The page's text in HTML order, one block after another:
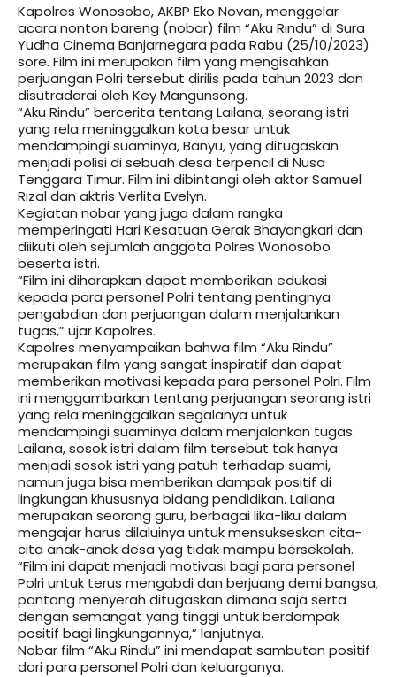
Kapolres Wonosobo, AKBP Eko Novan, menggelar
acara nonton bareng (nobar) film “Aku Rindu” di Sura
Yudha Cinema Banjarnegara pada Rabu (25/10/2023)
sore. Film ini merupakan film yang mengisahkan
perjuangan Polri tersebut dirilis pada tahun 2023 dan
disutradarai oleh Key Mangunsong.
“Aku Rindu” bercerita tentang Lailana, seorang istri
yang rela meninggalkan kota besar untuk
mendampingi suaminya, Banyu, yang ditugaskan
menjadi polisi di sebuah desa terpencil di Nusa
Tenggara Timur. Film ini dibintangi oleh aktor Samuel
Rizal dan aktris Verlita Evelyn.
Kegiatan nobar yang juga dalam rangka
memperingati Hari Kesatuan Gerak Bhayangkari dan
diikuti oleh sejumlah anggota Polres Wonosobo
beserta istri.
“Film ini diharapkan dapat memberikan edukasi
kepada para personel Polri tentang pentingnya
pengabdian dan perjuangan dalam menjalankan
tugas,” ujar Kapolres.
Kapolres menyampaikan bahwa film “Aku Rindu”
merupakan film yang sangat inspiratif dan dapat
memberikan motivasi kepada para personel Polri. Film
ini menggambarkan tentang perjuangan seorang istri
yang rela meninggalkan segalanya untuk
mendampingi suaminya dalam menjalankan tugas.
Lailana, sosok istri dalam film tersebut tak hanya
menjadi sosok istri yang patuh terhadap suami,
namun juga bisa memberikan dampak positif di
lingkungan khususnya bidang pendidikan. Lailana
merupakan seorang guru, berbagai lika-liku dalam
mengajar harus dilaluinya untuk mensukseskan cita-
cita anak-anak desa yag tidak mampu bersekolah.
“Film ini dapat menjadi motivasi bagi para personel
Polri untuk terus mengabdi dan berjuang demi bangsa,
pantang menyerah ditugaskan dimana saja serta
dengan semangat yang tinggi untuk berdampak
positif bagi lingkungannya,” lanjutnya.
Nobar film “Aku Rindu” ini mendapat sambutan positif
dari para personel Polri dan keluarganya.